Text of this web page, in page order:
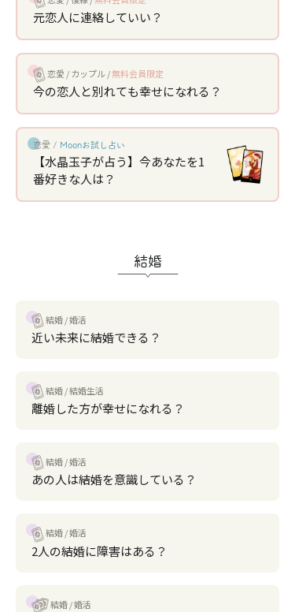
元恋人に連絡していい？
恋愛 カップル 無料会員限定
今の恋人と別れても幸せになれる？
恋愛 / Moonお試し占い
【水晶玉子が占う】今あなたを1
番好きな人は？
結婚
結婚 婚活
近い未来に結婚できる？
結婚 結婚生活
離婚した方が幸せになれる？
結婚 婚活
あの人は結婚を意識している？
結婚 婚活
2人の結婚に障害はある？
結婚 婚活